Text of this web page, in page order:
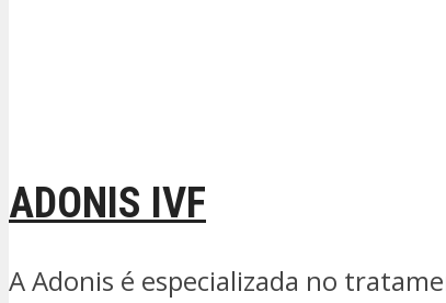
ADONIS IVF
A Adonis é especializada no